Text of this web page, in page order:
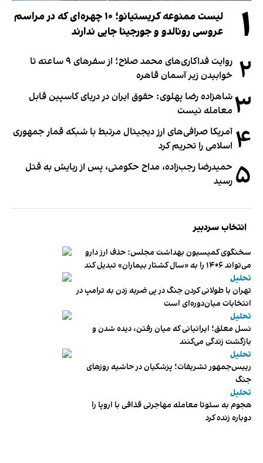
۱
لیست ممنوعه کریستیانو؛ ۱۰ چهره‌ای که در مراسم
عروسی رونالدو و جورجینا جایی ندارند
۲
روایت فداکاری‌های محمد صلاح؛ از سفرهای ۹ ساعته تا
خوابیدن زیر آسمان قاهره
۳شاهزاده رضا پهلوی: حقوق ایران در دریای کاسپین قابل
معامله نیست
۴ آمریکا صرافی‌های ارز دیجیتال مرتبط با شبکه قمار جمهوری
اسلامی را تحریم کرد
۵ حمیدرضا رجب‌زاده، مداح حکومتی، پس از ربایش به قتل
رسید
انتخاب سردبیر
سخنگوی کمیسیون بهداشت مجلس: حذف ارز دارو
می‌تواند ۱۴۰۶ را به «سال کشتار بیماران» تبدیل کند
تحلیل
تهران با طولانی کردن جنگ در پی ضربه زدن به ترامپ در
انتخابات میان‌دوره‌ای است
تحلیل
نسل معلق؛ ایرانیانی که میان رفتن، دیده شدن و
بازگشت زندگی می‌کنند
تحلیل
رییس‌جمهور تشریفات؛ پزشکیان در حاشیه روزهای
جنگ
تحلیل
هجوم به سئوتا معامله مهاجرتی قذافی با اروپا را
دوباره زنده کرد